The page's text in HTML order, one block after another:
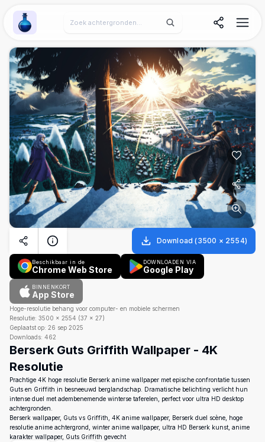
Wallpaper Alchemy
Download (3500 × 2554)
Beschikbaar in de
Chrome Web Store
DOWNLOADEN VIA
Google Play
BINNENKORT
App Store
Hoge-resolutie behang voor computer- en mobiele schermen
Resolutie: 3500 × 2554 (37 × 27)
Geplaatst op: 26 sep 2025
Downloads: 462
Berserk Guts Griffith Wallpaper - 4K
Resolutie
Prachtige 4K hoge resolutie Berserk anime wallpaper met epische confrontatie tussen
Guts en Griffith in besneeuwd berglandschap. Dramatische belichting verlicht hun
intense duel met adembenemende winterse taferelen, perfect voor ultra HD desktop
achtergronden.
Berserk wallpaper, Guts vs Griffith, 4K anime wallpaper, Berserk duel scène, hoge
resolutie anime achtergrond, winter anime wallpaper, ultra HD Berserk kunst, anime
karakter wallpaper, Guts Griffith gevecht